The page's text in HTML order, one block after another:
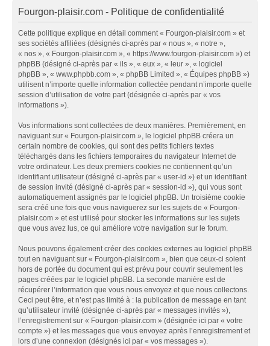
Fourgon-plaisir.com - Politique de confidentialité
Cette politique explique en détail comment « Fourgon-plaisir.com » et
ses sociétés affiliées (désignés ci-après par « nous », « notre »,
« nos », « Fourgon-plaisir.com », « https://www.fourgon-plaisir.com ») et
phpBB (désigné ci-après par « ils », « eux », « leur », « logiciel
phpBB », « www.phpbb.com », « phpBB Limited », « Équipes phpBB »)
utilisent n’importe quelle information collectée pendant n’importe quelle
session d’utilisation de votre part (désignée ci-après par « vos
informations »).
Vos informations sont collectées de deux manières. Premièrement, en
naviguant sur « Fourgon-plaisir.com », le logiciel phpBB créera un
certain nombre de cookies, qui sont des petits fichiers textes
téléchargés dans les fichiers temporaires du navigateur Internet de
votre ordinateur. Les deux premiers cookies ne contiennent qu’un
identifiant utilisateur (désigné ci-après par « user-id ») et un identifiant
de session invité (désigné ci-après par « session-id »), qui vous sont
automatiquement assignés par le logiciel phpBB. Un troisième cookie
sera créé une fois que vous naviguerez sur les sujets de « Fourgon-
plaisir.com » et est utilisé pour stocker les informations sur les sujets
que vous avez lus, ce qui améliore votre navigation sur le forum.
Nous pouvons également créer des cookies externes au logiciel phpBB
tout en naviguant sur « Fourgon-plaisir.com », bien que ceux-ci soient
hors de portée du document qui est prévu pour couvrir seulement les
pages créées par le logiciel phpBB. La seconde manière est de
récupérer l’information que vous nous envoyez et que nous collectons.
Ceci peut être, et n’est pas limité à : la publication de message en tant
qu’utilisateur invité (désignée ci-après par « messages invités »),
l’enregistrement sur « Fourgon-plaisir.com » (désignée ici par « votre
compte ») et les messages que vous envoyez après l’enregistrement et
lors d’une connexion (désignés ici par « vos messages »).